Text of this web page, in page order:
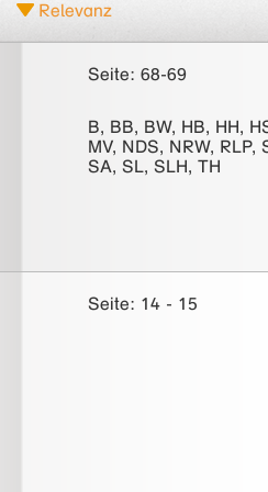
Seite: 68-69
B, BB, BW, HB, HH,
MV, NDS, NRW, RLP,
SA, SL, SLH, TH
Seite: 14 - 15